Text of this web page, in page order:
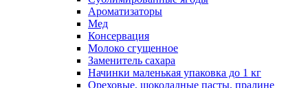
Ароматизаторы
Мед
Консервация
Молоко сгущенное
Заменитель сахара
Начинки маленькая упаковка до 1 кг
Ореховые, шоколадные пасты, пралине